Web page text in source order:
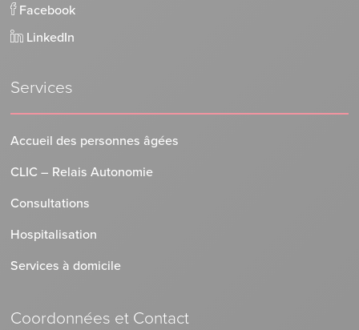
Facebook
LinkedIn
Services
Accueil des personnes âgées
CLIC – Relais Autonomie
Consultations
Hospitalisation
Services à domicile
Coordonnées et Contact